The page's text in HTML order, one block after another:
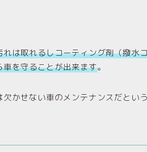
は取れるしコーティング剤（撥水
を守ることが出来ます。
かせない車のメンテナンスだとい